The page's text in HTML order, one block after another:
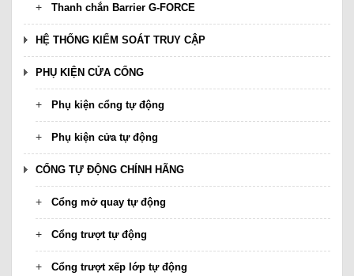
Thanh chắn Barrier G-FORCE
HỆ THỐNG KIỂM SOÁT TRUY CẬP
PHỤ KIỆN CỬA CỔNG
Phụ kiện cổng tự động
Phụ kiện cửa tự động
CỔNG TỰ ĐỘNG CHÍNH HÃNG
Cổng mở quay tự động
Cổng trượt tự động
Cổng trượt xếp lớp tự động